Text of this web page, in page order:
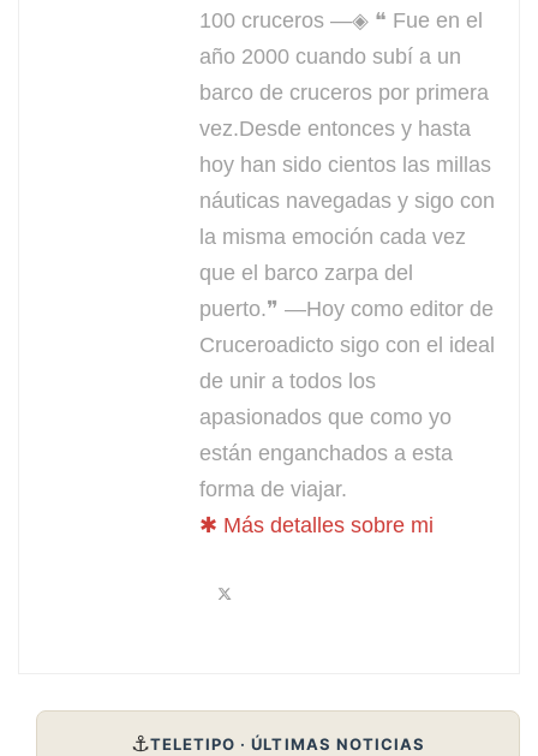
100 cruceros —◈ ❝ Fue en el
año 2000 cuando subí a un
barco de cruceros por primera
vez.Desde entonces y hasta
hoy han sido cientos las millas
náuticas navegadas y sigo con
la misma emoción cada vez
que el barco zarpa del
puerto.❞ —Hoy como editor de
Cruceroadicto sigo con el ideal
de unir a todos los
apasionados que como yo
están enganchados a esta
forma de viajar.
✱ Más detalles sobre mi
⚓TELETIPO · ÚLTIMAS NOTICIAS